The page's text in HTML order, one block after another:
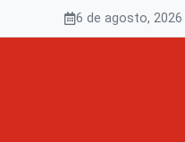
6 de agosto, 2026